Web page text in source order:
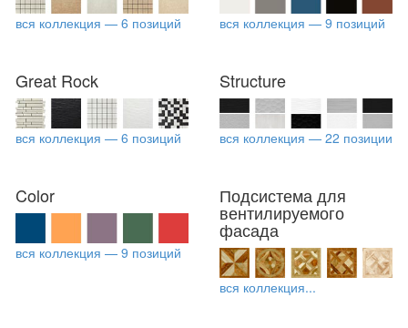
вся коллекция — 6 позиций вся коллекция — 9 позиций
Great Rock
вся коллекция — 6 позиций
Structure
вся коллекция — 22 позиции
Color
вся коллекция — 9 позиций
Подсистема для
вентилируемого
фасада
вся коллекция...